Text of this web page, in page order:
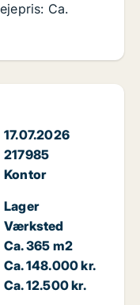
17.07.2026
217985
Kontor
Lager
Værksted
Ca. 365 m2
Ca. 148.000 kr.
Ca. 12.500 kr.
Ca.